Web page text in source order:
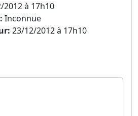
2012 à 17h10
Inconnue
23/12/2012 à 17h10